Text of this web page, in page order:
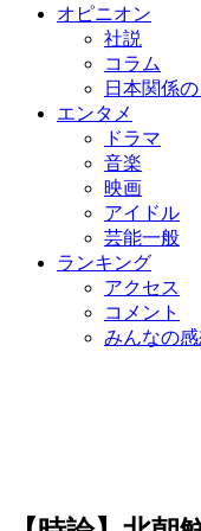
オピニオン
社説
コラム
日本関係
エンタメ
ドラマ
音楽
映画
アイドル
芸能一般
ランキング
アクセス
コメント
みんなの感